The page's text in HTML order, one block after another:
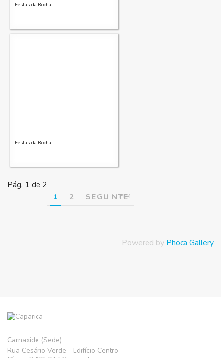
Festas da Rocha
Festas da Rocha
Pág. 1 de 2
1
2 SEGUINTE
FIM
Powered by Phoca Gallery
Carnaxide (Sede)
Rua Cesário Verde - Edifício Centro